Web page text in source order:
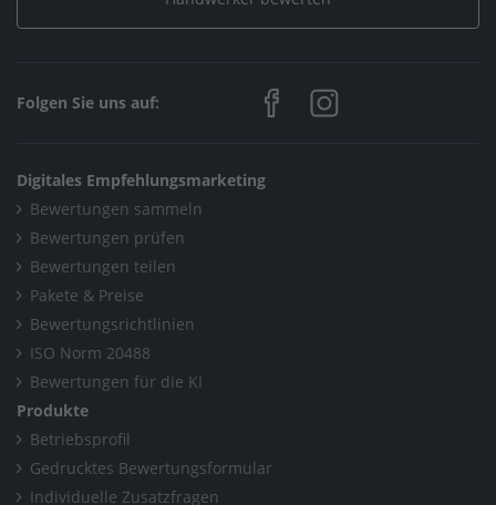
Home
Folgen Sie uns auf:
Digitales Empfehlungsmarketing
Bewertungen sammeln
Bewertungen prüfen
Bewertungen teilen
Pakete & Preise
Bewertungsrichtlinien
ISO Norm 20488
Bewertungen für die KI
Produkte
Betriebsprofil
Gedrucktes Bewertungsformular
Individuelle Zusatzfragen